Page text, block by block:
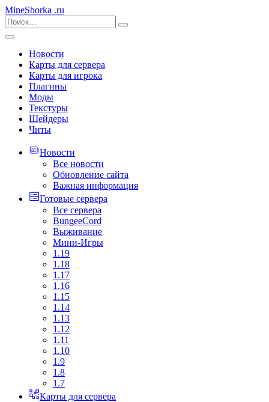
MineSborka .ru
Новости
Карты для сервера
Карты для игрока
Плагины
Моды
Текстуры
Шейдеры
Читы
Новости
Все новости
Обновление сайта
Важная информация
Готовые сервера
Все сервера
BungeeCord
Выживание
Мини-Игры
1.19
1.18
1.17
1.16
1.15
1.14
1.13
1.12
1.11
1.10
1.9
1.8
1.7
Карты для сервера